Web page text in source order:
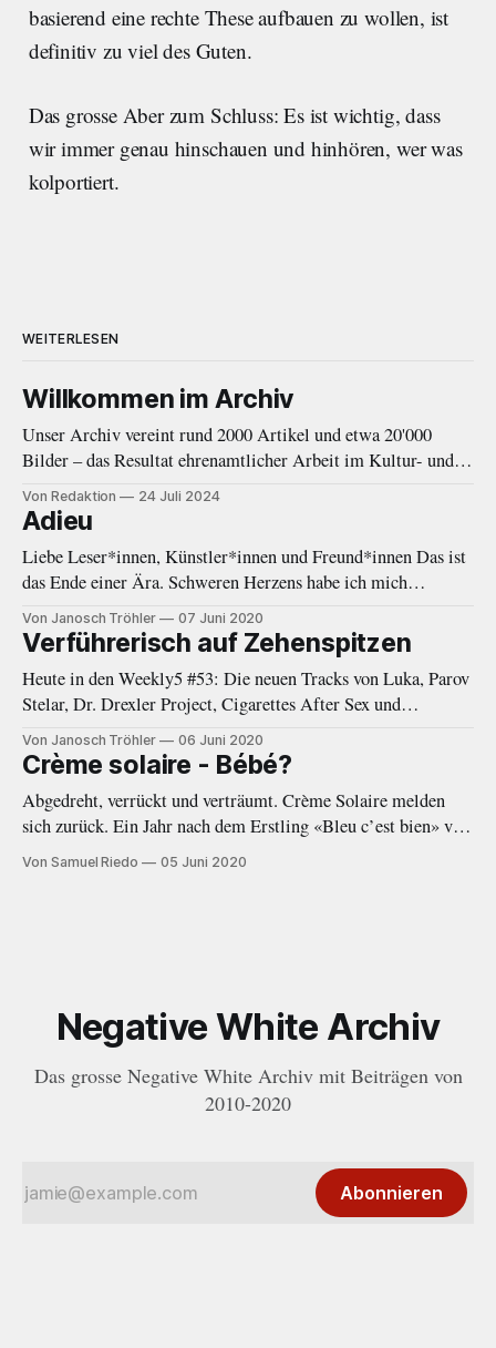
basierend eine rechte These aufbauen zu wollen, ist
definitiv zu viel des Guten.
Das grosse Aber zum Schluss: Es ist wichtig, dass
wir immer genau hinschauen und hinhören, wer was
kolportiert.
WEITERLESEN
Willkommen im Archiv
Unser Archiv vereint rund 2000 Artikel und etwa 20'000
Bilder – das Resultat ehrenamtlicher Arbeit im Kultur- und
Musikjournalismus von 2010 bis 2020. Eine Einleitung.
Von Redaktion 24 Juli 2024
Adieu
Liebe Leser*innen, Künstler*innen und Freund*innen Das ist
das Ende einer Ära. Schweren Herzens habe ich mich
entschieden, eine Auszeit von Negative White zu nehmen. In
den letzten Monaten fehlte mir immer öfter die Zeit und
Energie, welche diese Plattform gebraucht und verdient hätte.
Als das Online-Magazin
Von Janosch Tröhler 07 Juni 2020
Verführerisch auf Zehenspitzen
Heute in den Weekly5 #53: Die neuen Tracks von Luka, Parov
Stelar, Dr. Drexler Project, Cigarettes After Sex und
Woodkid.
Von Janosch Tröhler 06 Juni 2020
Crème solaire - Bébé?
Abgedreht, verrückt und verträumt. Crème Solaire melden
sich zurück. Ein Jahr nach dem Erstling «Bleu c’est bien» von
2019 folgt nun mit der EP «Bébé?» ein wort- und
Von Samuel Riedo 05 Juni 2020
Negative White Archiv
Das grosse Negative White Archiv mit Beiträgen von
2010-2020
Abonnieren